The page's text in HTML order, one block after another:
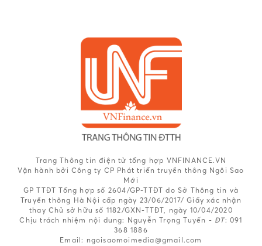
Trang Thông tin điện tử tổng hợp VNFINANCE.VN
Vận hành bởi Công ty CP Phát triển truyền thông Ngôi Sao
Mới
GP TTĐT Tổng hợp số 2604/GP-TTĐT do Sở Thông tin và
Truyền thông Hà Nội cấp ngày 23/06/2017/ Giấy xác nhận
thay Chủ sở hữu số 1182/GXN-TTĐT, ngày 10/04/2020
Chịu trách nhiệm nội dung: Nguyễn Trọng Tuyến - ĐT: 091
368 1886
Email: ngoisaomoimedia@gmail.com